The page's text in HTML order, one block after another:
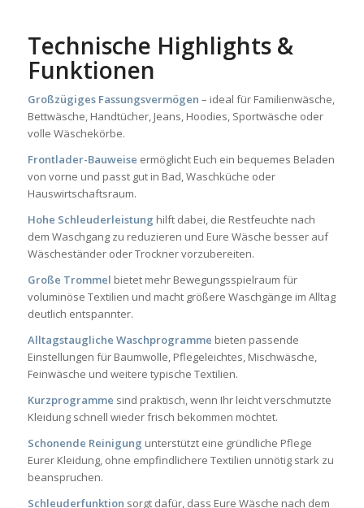
Technische Highlights &
Funktionen
Großzügiges Fassungsvermögen – ideal für Familienwäsche,
Bettwäsche, Handtücher, Jeans, Hoodies, Sportwäsche oder
volle Wäschekörbe.
Frontlader-Bauweise ermöglicht Euch ein bequemes Beladen
von vorne und passt gut in Bad, Waschküche oder
Hauswirtschaftsraum.
Hohe Schleuderleistung hilft dabei, die Restfeuchte nach
dem Waschgang zu reduzieren und Eure Wäsche besser auf
Wäscheständer oder Trockner vorzubereiten.
Große Trommel bietet mehr Bewegungsspielraum für
voluminöse Textilien und macht größere Waschgänge im Alltag
deutlich entspannter.
Alltagstaugliche Waschprogramme bieten passende
Einstellungen für Baumwolle, Pflegeleichtes, Mischwäsche,
Feinwäsche und weitere typische Textilien.
Kurzprogramme sind praktisch, wenn Ihr leicht verschmutzte
Kleidung schnell wieder frisch bekommen möchtet.
Schonende Reinigung unterstützt eine gründliche Pflege
Eurer Kleidung, ohne empfindlichere Textilien unnötig stark zu
beanspruchen.
Schleuderfunktion sorgt dafür, dass Eure Wäsche nach dem